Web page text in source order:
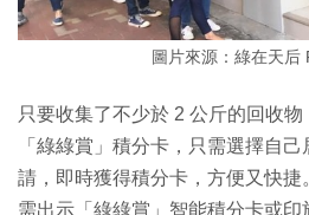
圖片來源：綠在天后
只要收集了不少於 2 公斤的回收
「綠綠賞」積分卡，只需選擇自
請，即時獲得積分卡，方便又快捷
需出示「綠綠賞」智能積分卡或